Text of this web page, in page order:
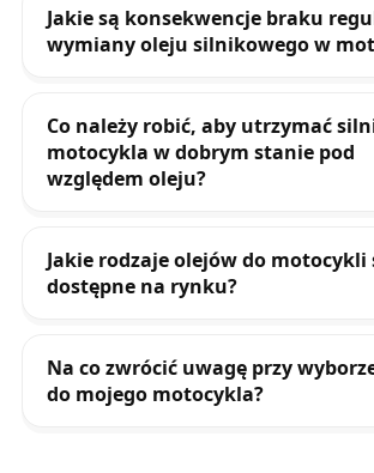
Jakie są konsekwencje braku
wymiany oleju silnikowego w
Co należy robić, aby utrzymać
motocykla w dobrym stanie pod
względem oleju?
Jakie rodzaje olejów do motocykli
dostępne na rynku?
Na co zwrócić uwagę przy
do mojego motocykla?